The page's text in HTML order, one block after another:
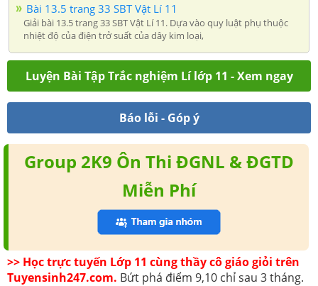
Bài 13.5 trang 33 SBT Vật Lí 11
Giải bài 13.5 trang 33 SBT Vật Lí 11. Dựa vào quy luật phụ thuộc
nhiệt độ của điện trở suất của dây kim loại,
Luyện Bài Tập Trắc nghiệm Lí lớp 11 - Xem ngay
Báo lỗi - Góp ý
Group 2K9 Ôn Thi ĐGNL & ĐGTD
Miễn Phí
>> Học trực tuyến Lớp 11 cùng thầy cô giáo giỏi trên
Tuyensinh247.com. Bứt phá điểm 9,10 chỉ sau 3 tháng.